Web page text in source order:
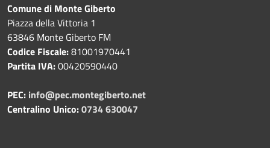
Comune di Monte Giberto
Piazza della Vittoria 1
63846 Monte Giberto FM
Codice Fiscale:81001970441
Partita IVA:00420590440
PEC: info@pec.montegiberto.net
Centralino Unico:0734 630047